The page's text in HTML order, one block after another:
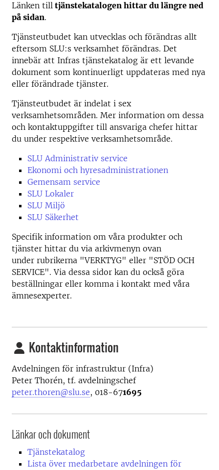
Länken till tjänstekatalogen hittar du längre ned
på sidan.
Tjänsteutbudet kan utvecklas och förändras allt
eftersom SLU:s verksamhet förändras. Det
innebär att Infras tjänstekatalog är ett levande
dokument som kontinuerligt uppdateras med nya
eller förändrade tjänster.
Tjänsteutbudet är indelat i sex
verksamhetsområden. Mer information om dessa
och kontaktuppgifter till ansvariga chefer hittar
du under respektive verksamhetsområde.
SLU Administrativ service
Ekonomi och hyresadministrationen
Gemensam service
SLU Lokaler
SLU Miljö
SLU Säkerhet
Specifik information om våra produkter och
tjänster hittar du via arkivmenyn ovan
under rubrikerna "VERKTYG" eller "STÖD OCH
SERVICE". Via dessa sidor kan du också göra
beställningar eller komma i kontakt med våra
ämnesexperter.
Kontaktinformation
Avdelningen för infrastruktur (Infra)
Peter Thorén, tf. avdelningschef
peter.thoren@slu.se, 018-671695
Länkar och dokument
Tjänstekatalog
Lista över medarbetare avdelningen för